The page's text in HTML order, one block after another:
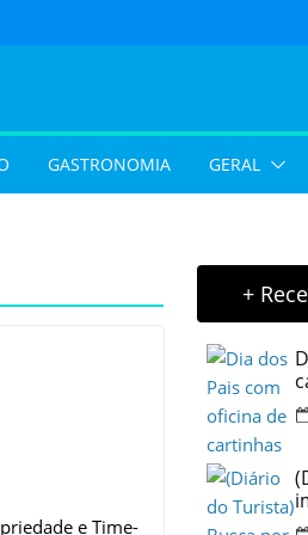
GASTRONOMIA GERAL
e Time-
+